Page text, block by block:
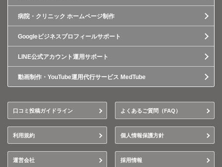
病院・クリニック ホームページ制作
Googleビジネスプロフィールサポート
LINE公式アカウント運用サポート
動画制作・YouTube運用代行サービス MedTube
口コミ投稿ガイドライン よくあるご質問（FAQ）
利用規約 個人情報保護方針
運営会社 採用情報